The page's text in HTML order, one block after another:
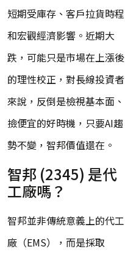
短期受庫存、客戶拉貨時程
和宏觀經濟影響。近期大
跌，可能只是市場在上漲後
的理性校正，對長線投資者
來說，反倒是檢視基本面、
撿便宜的好時機，只要AI趨
勢不變，智邦價值還在。
智邦 (2345) 是代
工廠嗎？
智邦並非傳統意義上的代工
廠（EMS），而是採取